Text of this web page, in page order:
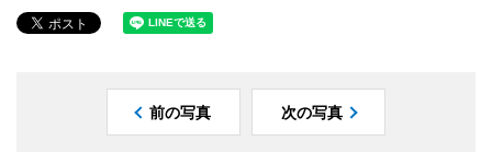
前の写真 次の写真